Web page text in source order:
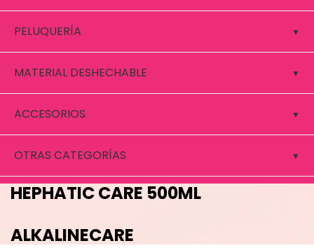
PELUQUERÍA
MATERIAL DESHECHABLE
ACCESORIOS
OTRAS CATEGORÍAS
HEPHATIC CARE 500ML
ALKALINECARE